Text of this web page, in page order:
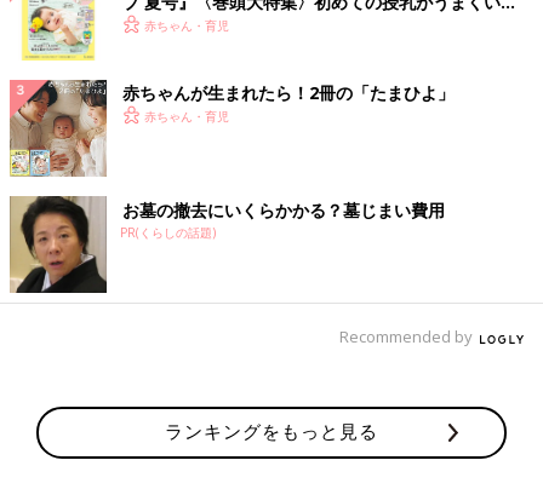
く！ おっぱい・ミルクの基本と夏のトラブル 解決テ
赤ちゃん・育児
赤ちゃんが生まれたら！2冊の「たまひよ」
赤ちゃん・育児
お墓の撤去にいくらかかる？墓じまい費用
PR(くらしの話題)
Recommended by
ランキングをもっと見る